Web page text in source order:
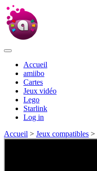
Accueil
amiibo
Cartes
Jeux vidéo
Lego
Starlink
Log in
Accueil > Jeux compatibles >